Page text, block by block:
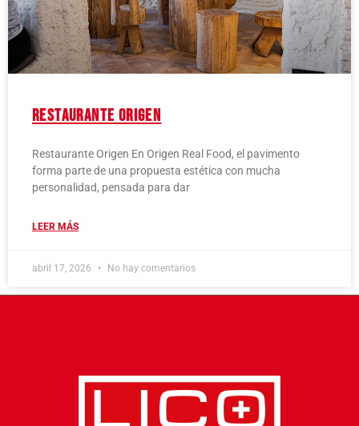
Restaurante Origen
Restaurante Origen En Origen Real Food, el pavimento
forma parte de una propuesta estética con mucha
personalidad, pensada para dar
LEER MÁS
abril 17, 2026 No hay comentarios